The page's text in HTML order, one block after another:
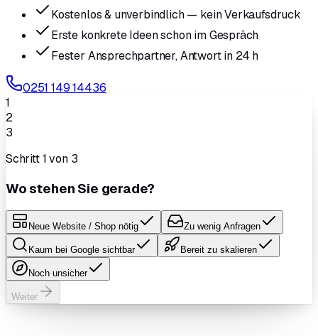
Kostenlos & unverbindlich — kein Verkaufsdruck
Erste konkrete Ideen schon im Gespräch
Fester Ansprechpartner, Antwort in 24 h
0251 149 14436
1
2
3
Schritt1von 3
Wo stehen Sie gerade?
Neue Website / Shop nötig Zu wenig Anfragen
Kaum bei Google sichtbar Bereit zu skalieren
Noch unsicher
Weiter